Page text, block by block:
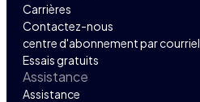
Carrières
Contactez-nous
centre d'abonnement par courriel
Essais gratuits
Assistance
Assistance